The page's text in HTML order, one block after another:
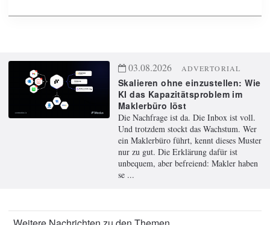
03.08.2026 ADVERTORIAL
Skalieren ohne einzustellen: Wie
KI das Kapazitätsproblem im
Maklerbüro löst
Die Nachfrage ist da. Die Inbox ist voll.
Und trotzdem stockt das Wachstum. Wer
ein Maklerbüro führt, kennt dieses Muster
nur zu gut. Die Erklärung dafür ist
unbequem, aber befreiend: Makler haben
se ...